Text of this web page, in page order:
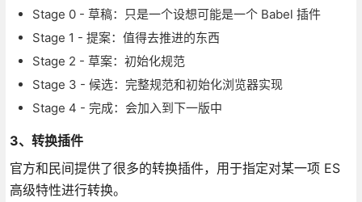
Stage 0 - 草稿：只是一个设想可能是一个 Babel 插件
Stage 1 - 提案：值得去推进的东西
Stage 2 - 草案：初始化规范
Stage 3 - 候选：完整规范和初始化浏览器实现
Stage 4 - 完成：会加入到下一版中
3、转换插件
官方和民间提供了很多的转换插件，用于指定对某一项 ES
高级特性进行转换。